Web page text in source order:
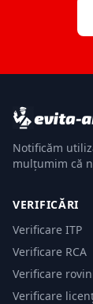
Notificăm
mulțumim că
VERIFICĂRI
Verificare ITP
Verificare RCA
Verificare
Verificare